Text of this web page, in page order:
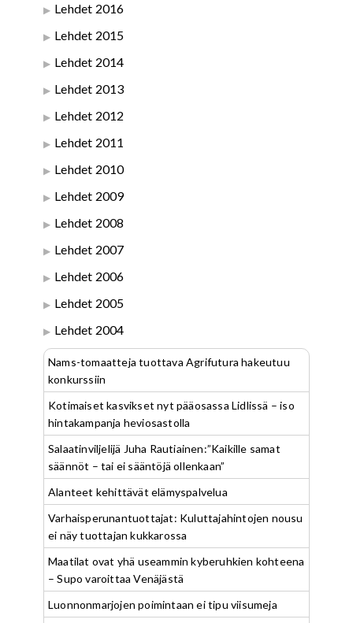
Lehdet 2016
Lehdet 2015
Lehdet 2014
Lehdet 2013
Lehdet 2012
Lehdet 2011
Lehdet 2010
Lehdet 2009
Lehdet 2008
Lehdet 2007
Lehdet 2006
Lehdet 2005
Lehdet 2004
Nams-tomaatteja tuottava Agrifutura hakeutuu
konkurssiin
Kotimaiset kasvikset nyt pääosassa Lidlissä – iso
hintakampanja heviosastolla
Salaatinviljelijä Juha Rautiainen:”Kaikille samat
säännöt – tai ei sääntöjä ollenkaan”
Alanteet kehittävät elämyspalvelua
Varhaisperunantuottajat: Kuluttajahintojen nousu
ei näy tuottajan kukkarossa
Maatilat ovat yhä useammin kyberuhkien kohteena
– Supo varoittaa Venäjästä
Luonnonmarjojen poimintaan ei tipu viisumeja